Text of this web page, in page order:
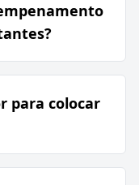
para colocar